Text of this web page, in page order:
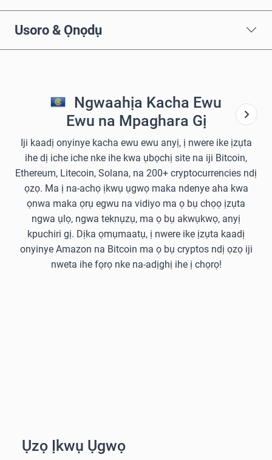
Usoro & Ọnọdụ
Ngwaahịa Kacha Ewu
Ewu na Mpaghara Gị
Iji kaadị onyinye kacha ewu ewu anyị, ị nwere ike ịzụta
ihe dị iche iche nke ihe kwa ụbọchị site na iji Bitcoin,
Ethereum, Litecoin, Solana, na 200+ cryptocurrencies ndị
ọzọ. Ma ị na-achọ ịkwụ ụgwọ maka ndenye aha kwa
ọnwa maka ọrụ egwu na vidiyo ma ọ bụ chọọ ịzụta
ngwa ụlọ, ngwa teknụzụ, ma ọ bụ akwụkwọ, anyị
kpuchiri gị. Dịka ọmụmaatụ, ị nwere ike ịzụta kaadị
onyinye Amazon na Bitcoin ma ọ bụ cryptos ndị ọzọ iji
nweta ihe fọrọ nke na-adịghị ihe ị chọrọ!
Ụzọ Ịkwụ Ụgwọ